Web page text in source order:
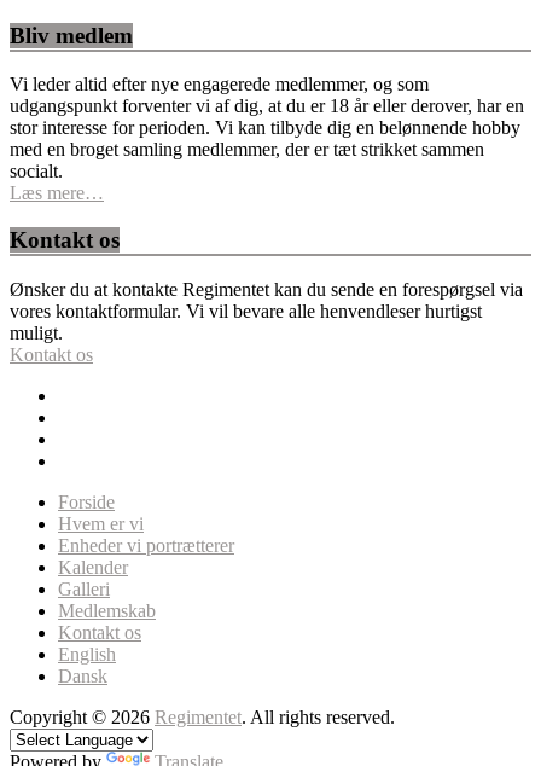
Bliv medlem
Vi leder altid efter nye engagerede medlemmer, og som
udgangspunkt forventer vi af dig, at du er 18 år eller derover, har en
stor interesse for perioden. Vi kan tilbyde dig en belønnende hobby
med en broget samling medlemmer, der er tæt strikket sammen
socialt.
Læs mere…
Kontakt os
Ønsker du at kontakte Regimentet kan du sende en forespørgsel via
vores kontaktformular. Vi vil bevare alle henvendleser hurtigst
muligt.
Kontakt os
Forside
Hvem er vi
Enheder vi portrætterer
Kalender
Galleri
Medlemskab
Kontakt os
English
Dansk
Copyright © 2026 Regimentet. All rights reserved.
Powered by Translate